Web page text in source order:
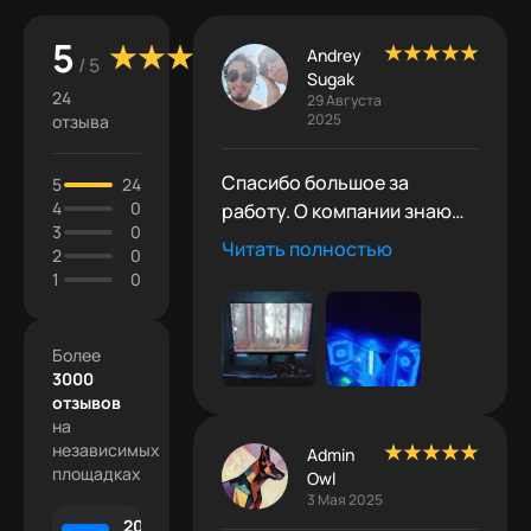
5 / 5
24
отзыва
5
24
4
0
3
0
2
0
1
0
Более
3000
отзывов
на
независимых
площадках
2000 +
Andrey
Sugak
29 Августа
2025
Спасибо большое за
работу. О компании знаю
давно. Много хороших
и обслуживания привлекли
внимание.Отличный,
удобный сайт и
конфигуратор. Нашёл
если требуется и всё
готово. Если что-то не так,
менеджер укажет на
Читать полностью
Admin
Owl
3 Мая 2025